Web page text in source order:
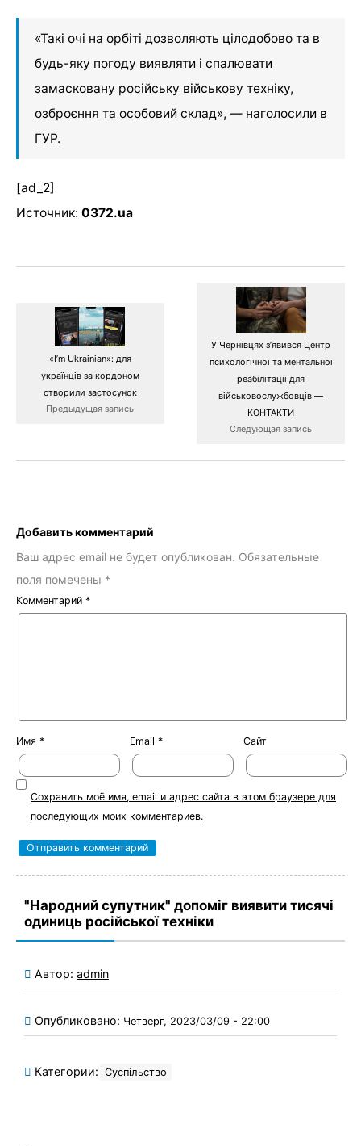
«Такі очі на орбіті дозволяють цілодобово та в
будь-яку погоду виявляти і спалювати
замасковану російську військову техніку,
озброєння та особовий склад», — наголосили в
ГУР.
[ad_2]
Источник: 0372.ua
«I’m Ukrainian»: для
українців за кордоном
створили застосунок
Предыдущая запись
У Чернівцях зʼявився Центр
психологічної та ментальної
реабілітації для
військовослужбовців —
КОНТАКТИ
Следующая запись
Добавить комментарий
Ваш адрес email не будет опубликован. Обязательные
поля помечены *
Комментарий *
Имя * Email * Сайт
Сохранить моё имя, email и адрес сайта в этом браузере для
последующих моих комментариев.
"Народний супутник" допоміг виявити тисячі
одиниць російської техніки
Автор: admin
Опубликовано: Четверг, 2023/03/09 - 22:00
Категории: Суспільство